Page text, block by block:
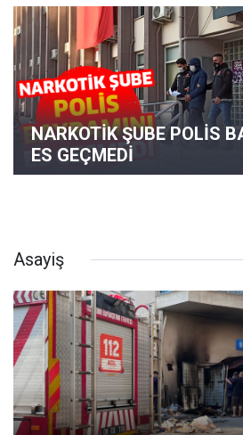
NARKOTİK ŞUBE POLİS
ES GEÇMEDİ
Asayiş